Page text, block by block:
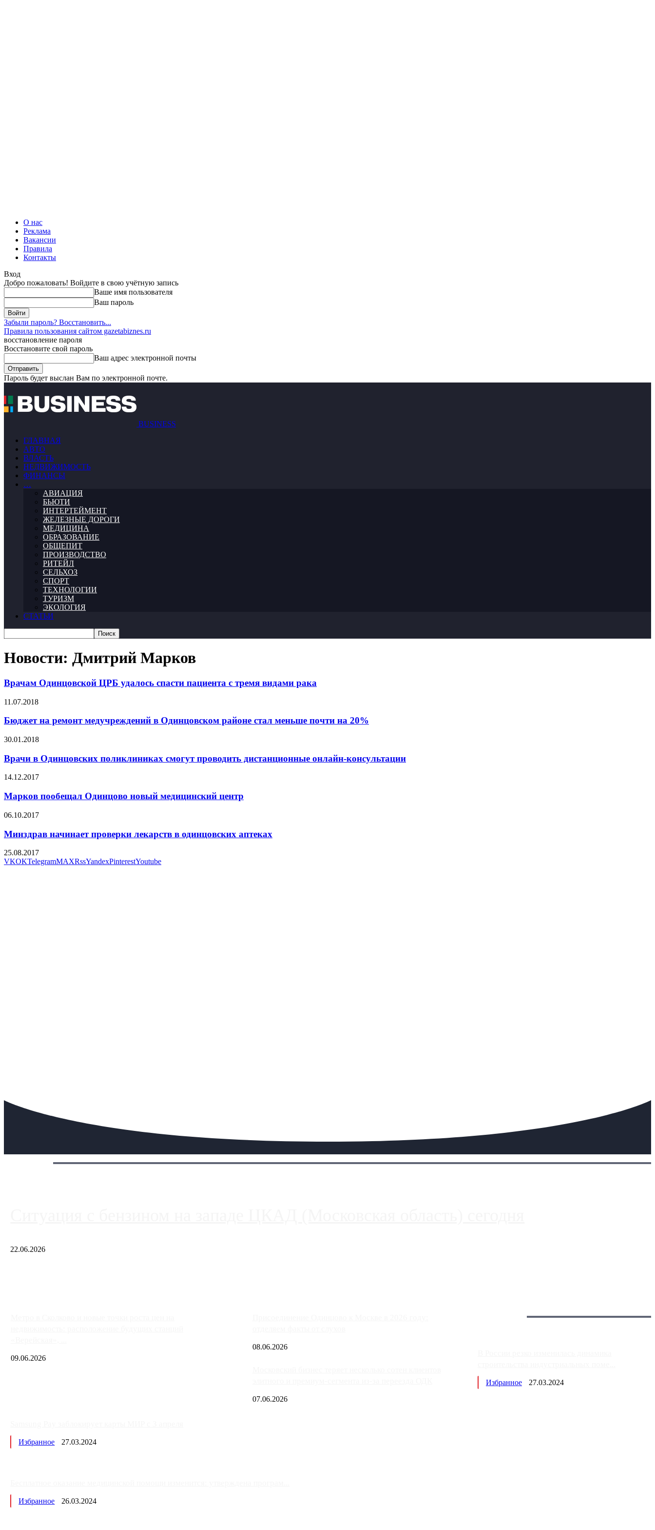
О нас
Реклама
Вакансии
Правила
Контакты
Вход
Добро пожаловать! Войдите в свою учётную запись
Ваше имя пользователя
Ваш пароль
Забыли пароль? Восстановить...
Правила пользования сайтом gazetabiznes.ru
восстановление пароля
Восстановите свой пароль
Ваш адрес электронной почты
Пароль будет выслан Вам по электронной почте.
BUSINESS
ГЛАВНАЯ
АВТО
ВЛАСТЬ
НЕДВИЖИМОСТЬ
ФИНАНСЫ
…
АВИАЦИЯ
БЬЮТИ
ИНТЕРТЕЙМЕНТ
ЖЕЛЕЗНЫЕ ДОРОГИ
МЕДИЦИНА
ОБРАЗОВАНИЕ
ОБЩЕПИТ
ПРОИЗВОДСТВО
РИТЕЙЛ
СЕЛЬХОЗ
СПОРТ
ТЕХНОЛОГИИ
ТУРИЗМ
ЭКОЛОГИЯ
СТАТЬИ
Новости: Дмитрий Марков
Врачам Одинцовской ЦРБ удалось спасти пациента с тремя видами рака
11.07.2018
Бюджет на ремонт медучреждений в Одинцовском районе стал меньше почти на 20%
30.01.2018
Врачи в Одинцовских поликлиниках смогут проводить дистанционные онлайн-консультации
14.12.2017
Марков пообещал Одинцово новый медицинский центр
06.10.2017
Минздрав начинает проверки лекарств в одинцовских аптеках
25.08.2017
VKOKTelegramMAXRssYandexPinterestYoutube
22.06.2026
09.06.2026
08.06.2026
07.06.2026
Избранное 27.03.2024
Избранное 27.03.2024
Избранное 26.03.2024